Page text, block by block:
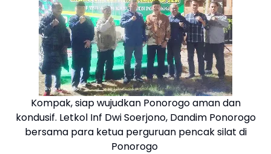
Kompak, siap wujudkan Ponorogo aman dan
kondusif. Letkol Inf Dwi Soerjono, Dandim Ponorogo
bersama para ketua perguruan pencak silat di
Ponorogo